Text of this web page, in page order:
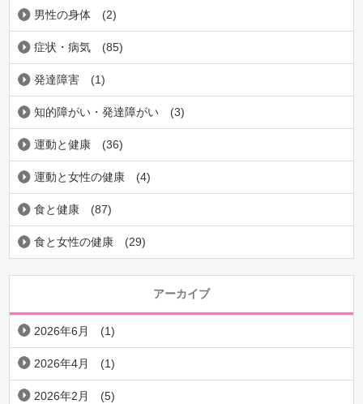
男性の身体 (2)
症状・病気 (85)
発達障害 (1)
知的障がい・発達障がい (3)
運動と健康 (36)
運動と女性の健康 (4)
食と健康 (87)
食と女性の健康 (29)
アーカイブ
2026年6月 (1)
2026年4月 (1)
2026年2月 (5)